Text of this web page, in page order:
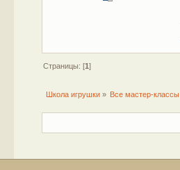
Страницы: [1]
Школа игрушки» Все мастер-классы